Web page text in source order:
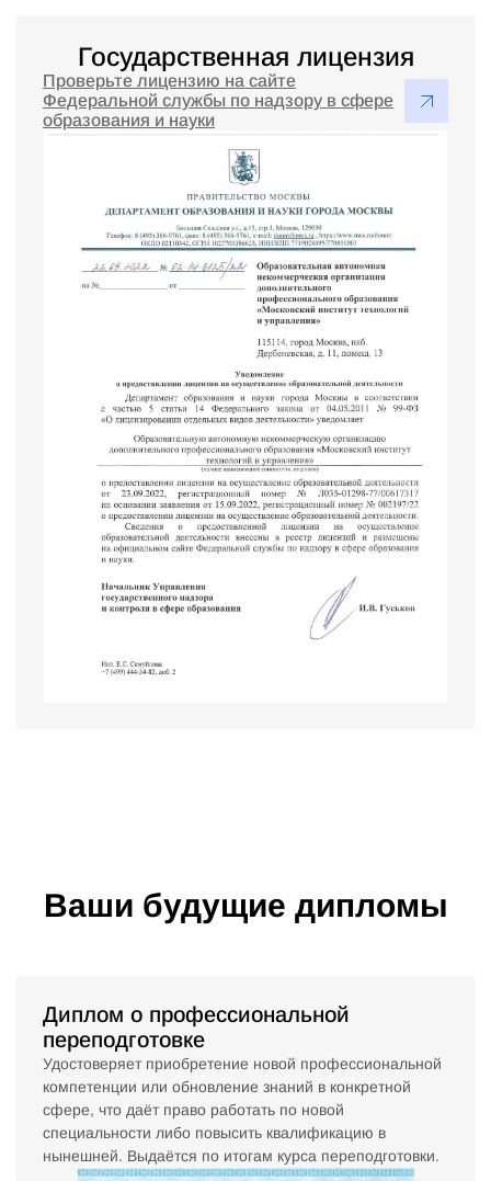
Государственная лицензия
Проверьте лицензию на сайте
Федеральной службы по надзору в сфере
образования и науки
Ваши будущие дипломы
Диплом о профессиональной
переподготовке
Удостоверяет приобретение новой профессиональной
компетенции или обновление знаний в конкретной
сфере, что даёт право работать по новой
специальности либо повысить квалификацию в
нынешней. Выдаётся по итогам курса переподготовки.